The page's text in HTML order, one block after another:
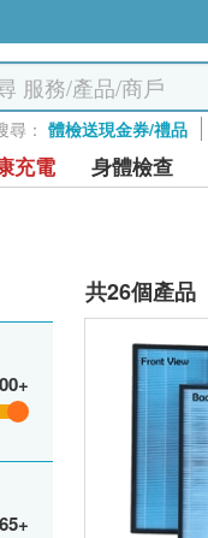
尋： 體檢送現金券/禮品
充電 身體檢查
65+
共26個產品